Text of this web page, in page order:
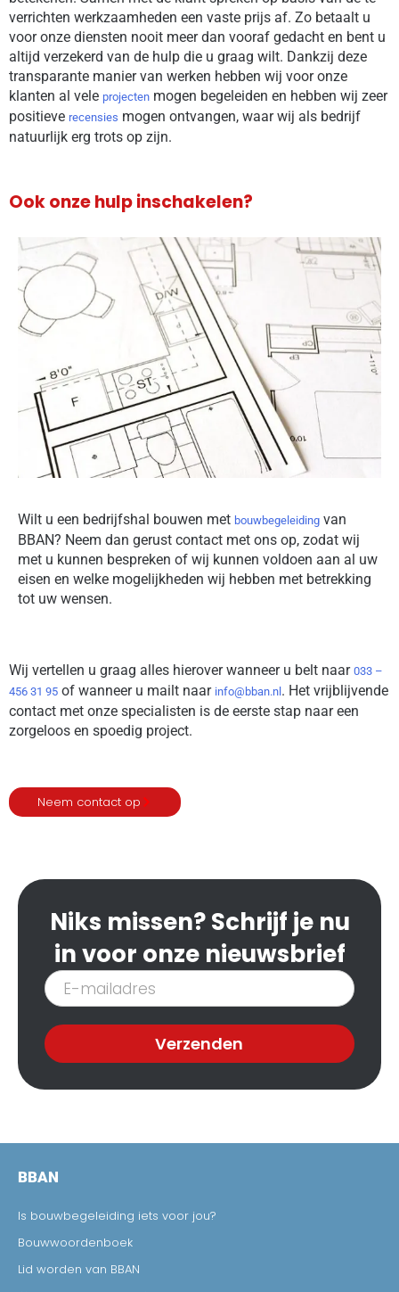
verrichten werkzaamheden een vaste prijs af. Zo betaalt u
voor onze diensten nooit meer dan vooraf gedacht en bent u
altijd verzekerd van de hulp die u graag wilt. Dankzij deze
transparante manier van werken hebben wij voor onze
klanten al vele projecten mogen begeleiden en hebben wij zeer
positieve recensies mogen ontvangen, waar wij als bedrijf
natuurlijk erg trots op zijn.
Ook onze hulp inschakelen?
Wilt u een bedrijfshal bouwen met bouwbegeleiding van
BBAN? Neem dan gerust contact met ons op, zodat wij
met u kunnen bespreken of wij kunnen voldoen aan al uw
eisen en welke mogelijkheden wij hebben met betrekking
tot uw wensen.
Wij vertellen u graag alles hierover wanneer u belt naar 033 –
456 31 95 of wanneer u mailt naar info@bban.nl . Het vrijblijvende
contact met onze specialisten is de eerste stap naar een
zorgeloos en spoedig project.
Neem contact op
Niks missen? Schrijf je nu
in voor onze nieuwsbrief
Inschrijven
nieuwsbrief
Verzenden
BBAN
Is bouwbegeleiding iets voor jou?
Bouwwoordenboek
Lid worden van BBAN